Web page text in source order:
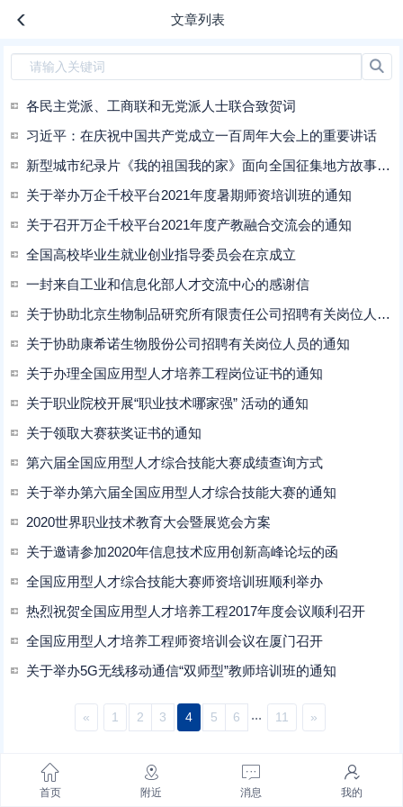
文章列表
各民主党派、工商联和无党派人士联合致贺词
习近平：在庆祝中国共产党成立一百周年大会上的重要讲话
新型城市纪录片《我的祖国我的家》面向全国征集地方故事与原创主题曲
关于举办万企千校平台2021年度暑期师资培训班的通知
关于召开万企千校平台2021年度产教融合交流会的通知
全国高校毕业生就业创业指导委员会在京成立
一封来自工业和信息化部人才交流中心的感谢信
关于协助北京生物制品研究所有限责任公司招聘有关岗位人员的通知
关于协助康希诺生物股份公司招聘有关岗位人员的通知
关于办理全国应用型人才培养工程岗位证书的通知
关于职业院校开展“职业技术哪家强” 活动的通知
关于领取大赛获奖证书的通知
第六届全国应用型人才综合技能大赛成绩查询方式
关于举办第六届全国应用型人才综合技能大赛的通知
2020世界职业技术教育大会暨展览会方案
关于邀请参加2020年信息技术应用创新高峰论坛的函
全国应用型人才综合技能大赛师资培训班顺利举办
热烈祝贺全国应用型人才培养工程2017年度会议顺利召开
全国应用型人才培养工程师资培训会议在厦门召开
关于举办5G无线移动通信“双师型”教师培训班的通知
« 1 2 3 4 5 6 ... 11 »
首页 附近 消息 我的